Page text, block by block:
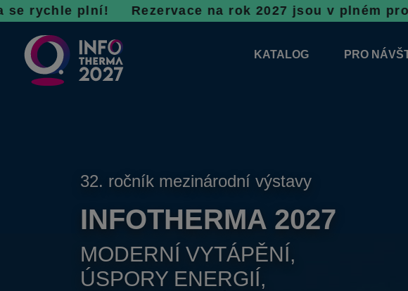
plní! Rezervace na rok 2027 jsou v plném proudu,
KATALOG PRO
32. ročník mezinárodní výstavy
INFOTHERMA 2027
MODERNÍ VYTÁPĚNÍ,
ÚSPORY ENERGIÍ,